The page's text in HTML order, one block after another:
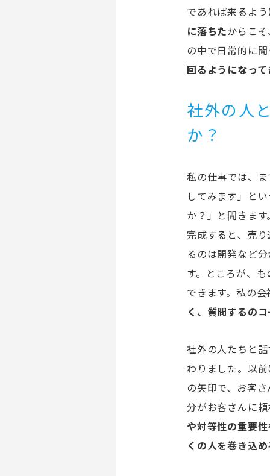
であれば来るよ
に落ちたからこ
の中で日常的に
回るようになって
社外の人
か？
私の仕事では、
してみます」と
か？」と聞きま
完成すると、売
るのは開発など
す。ところが、
できます。私の
く、質問するの
社外の人たちと
わりました。以
の矢印で、お客
分がお客さんに
や対等性の重要
くの人を巻き込